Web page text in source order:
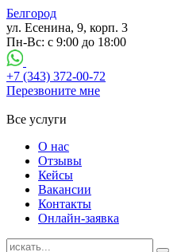
Белгород
ул. Есенина, 9, корп. 3
Пн-Вс: с 9:00 до 18:00
+7 (343) 372-00-72
Перезвоните мне
Все услуги
О нас
Отзывы
Кейсы
Вакансии
Контакты
Онлайн-заявка